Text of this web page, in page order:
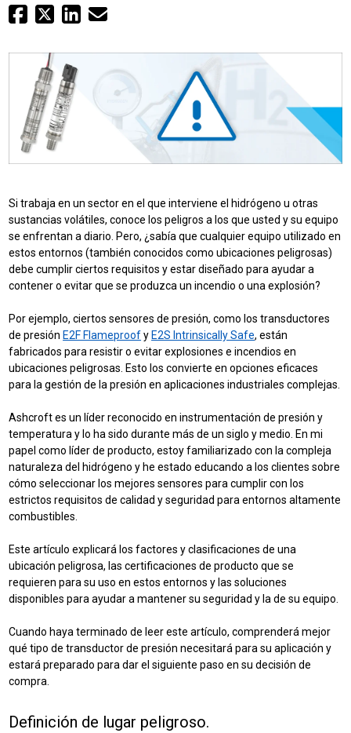
Si trabaja en un sector en el que interviene el hidrógeno u otras
sustancias volátiles, conoce los peligros a los que usted y su equipo
se enfrentan a diario. Pero, ¿sabía que cualquier equipo utilizado en
estos entornos (también conocidos como ubicaciones peligrosas)
debe cumplir ciertos requisitos y estar diseñado para ayudar a
contener o evitar que se produzca un incendio o una explosión?
Por ejemplo, ciertos sensores de presión, como los transductores
de presión E2F Flameproofy E2S Intrinsically Safe, están
fabricados para resistir o evitar explosiones e incendios en
ubicaciones peligrosas. Esto los convierte en opciones eficaces
para la gestión de la presión en aplicaciones industriales complejas.
Ashcroft es un líder reconocido en instrumentación de presión y
temperatura y lo ha sido durante más de un siglo y medio. En mi
papel como líder de producto, estoy familiarizado con la compleja
naturaleza del hidrógeno y he estado educando a los clientes sobre
cómo seleccionar los mejores sensores para cumplir con los
estrictos requisitos de calidad y seguridad para entornos altamente
combustibles.
Este artículo explicará los factores y clasificaciones de una
ubicación peligrosa, las certificaciones de producto que se
requieren para su uso en estos entornos y las soluciones
disponibles para ayudar a mantener su seguridad y la de su equipo.
Cuando haya terminado de leer este artículo, comprenderá mejor
qué tipo de transductor de presión necesitará para su aplicación y
estará preparado para dar el siguiente paso en su decisión de
compra.
Definición de lugar peligroso.